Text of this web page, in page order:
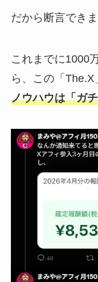
だから断言できま
これまでに1000
ら、この「
ノウハウは「ガ